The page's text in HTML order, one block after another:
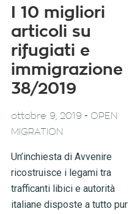
I 10 migliori
articoli su
rifugiati e
immigrazione
38/2019
ottobre 9, 2019 - OPEN
MIGRATION
Un’inchiesta di Avvenire
ricostruisce i legami tra
trafficanti libici e autorità
italiane disposte a tutto pur